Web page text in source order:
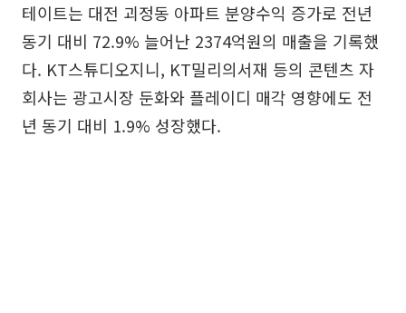
테이트는 대전 괴정동 아파트 분양수익 증가로 전년
동기 대비 72.9% 늘어난 2374억원의 매출을 기록했
다. KT스튜디오지니, KT밀리의서재 등의 콘텐츠 자
회사는 광고시장 둔화와 플레이디 매각 영향에도 전
년 동기 대비 1.9% 성장했다.